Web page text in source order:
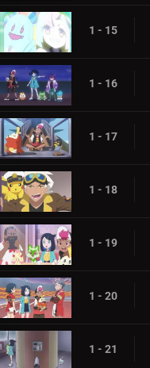
1 - 15
1 - 16
1 - 17
1 - 18
1 - 19
1 - 20
1 - 21